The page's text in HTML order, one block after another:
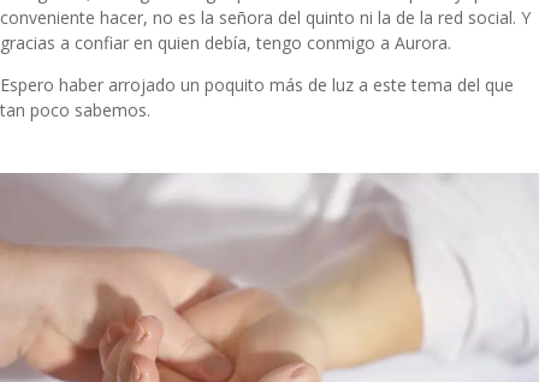
conveniente hacer, no es la señora del quinto ni la de la red social. Y
gracias a confiar en quien debía, tengo conmigo a Aurora.
Espero haber arrojado un poquito más de luz a este tema del que
tan poco sabemos.